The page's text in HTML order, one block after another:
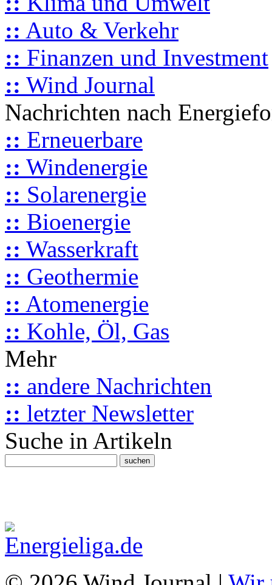
:: Auto & Verkehr
:: Finanzen und Investment
:: Wind Journal
Nachrichten nach
:: Erneuerbare
:: Windenergie
:: Solarenergie
:: Bioenergie
:: Wasserkraft
:: Geothermie
:: Atomenergie
:: Kohle, Öl, Gas
Mehr
:: andere Nachrichten
:: letzter Newsletter
Suche in Artikeln